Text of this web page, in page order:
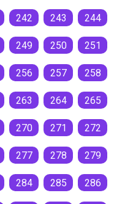
242 243 244
249 250 251
256 257 258
263 264 265
270 271 272
277 278 279
284 285 286